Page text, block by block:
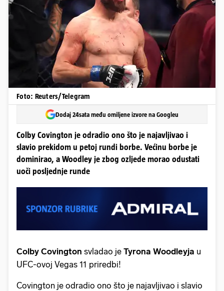
Foto: Reuters/Telegram
Dodaj 24sata među omiljene izvore na Googleu
Colby Covington je odradio ono što je najavljivao i
slavio prekidom u petoj rundi borbe. Većinu borbe je
dominirao, a Woodley je zbog ozljede morao odustati
uoči posljednje runde
Colby Covington svladao je Tyrona Woodleyja u
UFC-ovoj Vegas 11 priredbi!
Covington je odradio ono što je najavljivao i slavio